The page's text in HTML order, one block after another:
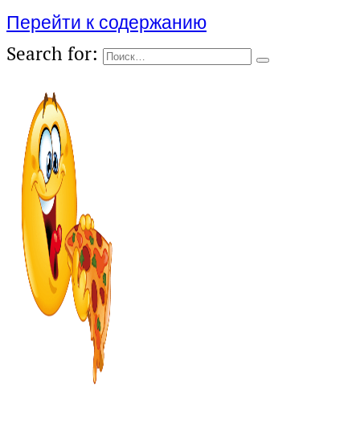
Перейти к содержанию
Search for: